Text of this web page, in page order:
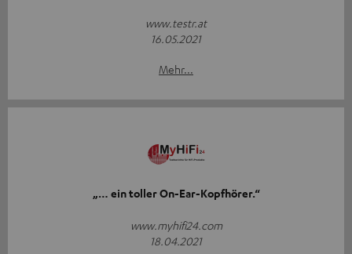
www.testr.at
16.05.2021
Mehr...
„… ein toller On-Ear-Kopfhörer.“
www.myhifi24.com
18.04.2021